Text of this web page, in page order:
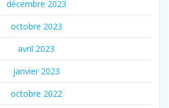
décembre 2023
octobre 2023
avril 2023
janvier 2023
octobre 2022